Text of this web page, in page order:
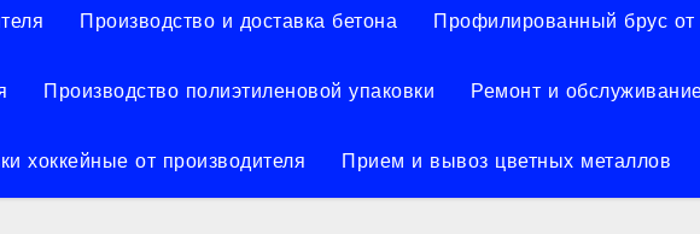
Производство и доставка бетона Профилированный брус от
Производство полиэтиленовой упаковки Ремонт и
хоккейные от производителя Прием и вывоз цветных металлов